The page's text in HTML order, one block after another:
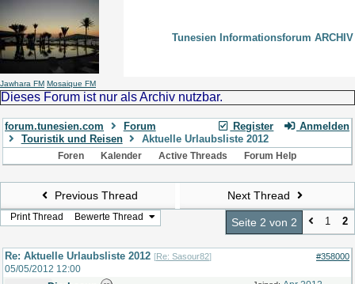
Tunesien Informationsforum ARCHIV
Jawhara FM Mosaique FM
Dieses Forum ist nur als Archiv nutzbar.
Register Anmelden
forum.tunesien.com
Forum
Touristik und Reisen
Aktuelle Urlaubsliste 2012
Foren Kalender Active Threads Forum Help
Previous Thread Next Thread
Print Thread Bewerte Thread Seite 2 von 2 1 2
Re: Aktuelle Urlaubsliste 2012 [Re: Sasour82] #358000
05/05/2012 12:00